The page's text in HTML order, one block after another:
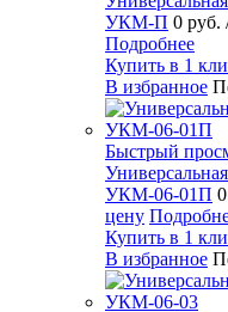
УКМ-П 0 руб.
Подробнее
Купить в 1
В избранное
Быстрый
УКМ-06-01П
цену
Купить в 1
В избранное